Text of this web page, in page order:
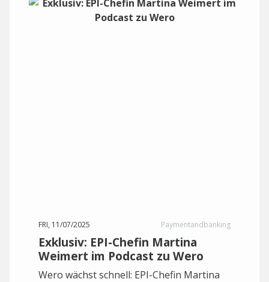
FRI, 11/07/2025 Paymentandbanking
Exklusiv: EPI-Chefin Martina
Weimert im Podcast zu Wero
Wero wächst schnell: EPI-Chefin Martina